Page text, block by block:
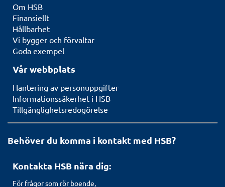
Om HSB
Finansiellt
Hållbarhet
Vi bygger och förvaltar
Goda exempel
Vår webbplats
Hantering av personuppgifter
Informationssäkerhet i HSB
Tillgänglighetsredogörelse
Behöver du komma i kontakt med HSB?
Kontakta HSB nära dig:
För frågor som rör boende,